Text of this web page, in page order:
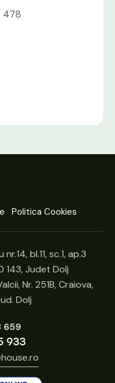
478
Politica Cookies
bl.11, sc.1, ap.3
143, Judet Dolj
Nr. 251B, Craiova,
Dolj
659
933